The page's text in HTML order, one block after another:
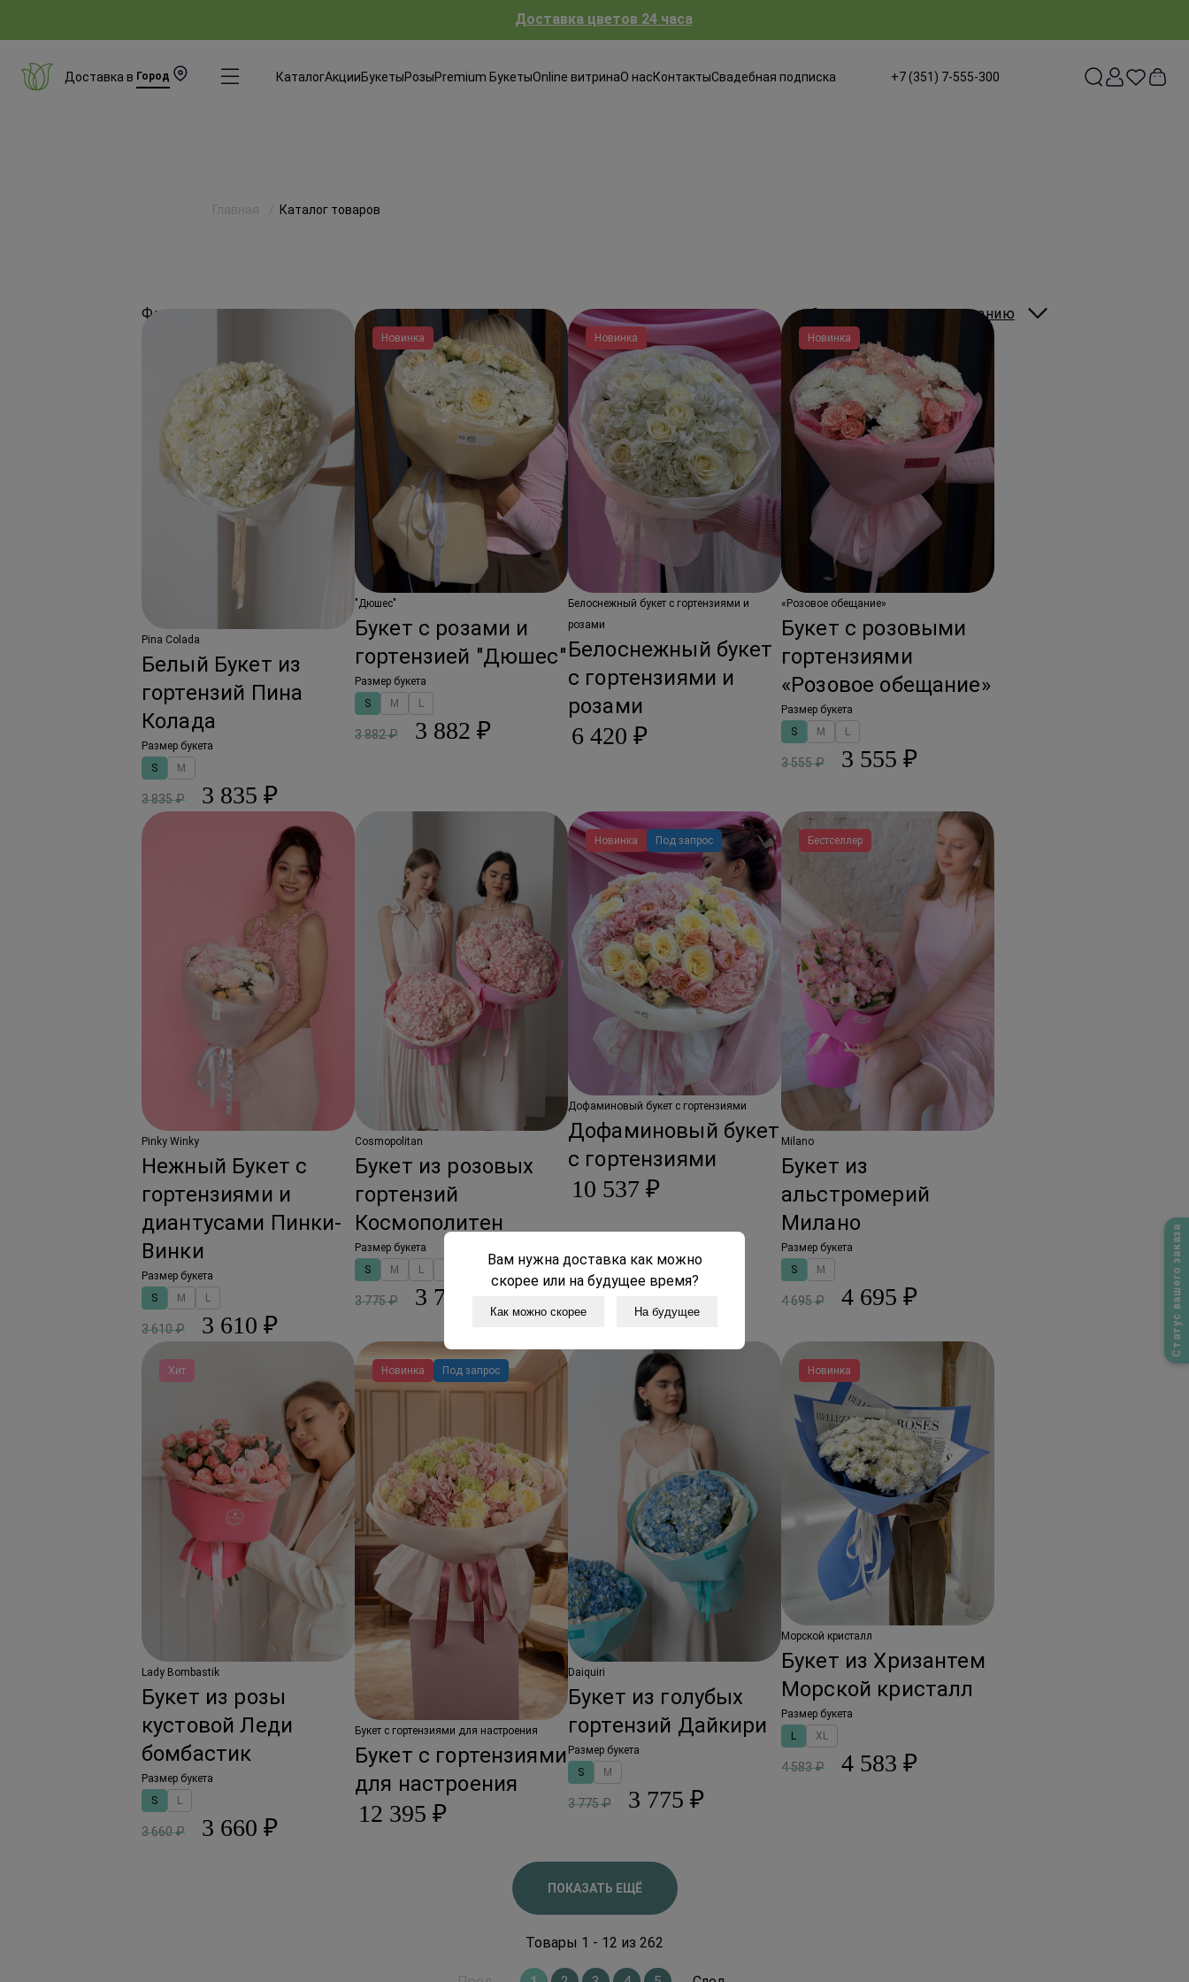
Доставка цветов 24 часа
Доставка в Город КаталогАкцииБукетыРозыPremium БукетыOnline витринаО насКонтактыСвадебная подписка +7 (351) 7-555-300
Статус вашего заказа
Фильтры Сортировать: по умолчанию
Главная Каталог товаров
Pina Colada
Белый Букет из
гортензий Пина
Колада
Размер букета
S
M
3 835 ₽ 3 835 ₽
Новинка
"Дюшес"
Букет с розами и
гортензией "Дюшес"
Размер букета
S
M L
3 882 ₽ 3 882 ₽
Новинка
Белоснежный букет с гортензиями и
розами
Белоснежный букет
с гортензиями и
розами
6 420 ₽
Новинка
«Розовое обещание»
Букет с розовыми
гортензиями
«Розовое обещание»
Размер букета
S
M L
3 555 ₽ 3 555 ₽
Pinky Winky
Нежный Букет с
гортензиями и
диантусами Пинки-
Винки
Размер букета
S
M L
3 610 ₽ 3 610 ₽
Cosmopolitan
Букет из розовых
гортензий
Космополитен
Размер букета
S
M L
3 775 ₽ 3 775 ₽
Новинка Под запрос
Дофаминовый букет с гортензиями
Дофаминовый букет
с гортензиями
10 537 ₽
Бестселлер
Milano
Букет из
альстромерий
Милано
Размер букета
S
M
4 695 ₽ 4 695 ₽
Хит
Lady Bombastik
Букет из розы
кустовой Леди
бомбастик
Размер букета
S
L
3 660 ₽ 3 660 ₽
Новинка Под запрос
Букет с гортензиями для настроения
Букет с гортензиями
для настроения
12 395 ₽
Daiquiri
Букет из голубых
гортензий Дайкири
Размер букета
S
M
3 775 ₽ 3 775 ₽
Новинка
Морской кристалл
Букет из Хризантем
Морской кристалл
Размер букета
L
XL
4 583 ₽ 4 583 ₽
ПОКАЗАТЬ ЕЩЁ
Товары 1 - 12 из 262
Вам нужна доставка как можно
скорее или на будущее время?
Как можно скорее На будущее